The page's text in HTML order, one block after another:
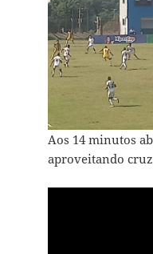
Aos 14 minutos
aproveitando